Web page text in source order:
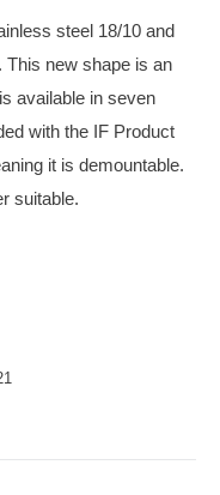
steel 18/10 and
This new shape is an
available in seven
with the IF Product
it is demountable.
suitable.